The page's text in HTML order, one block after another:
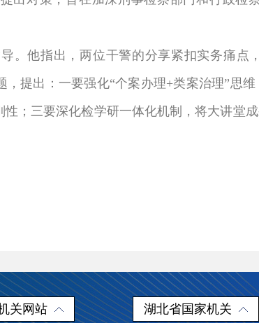
。他指出，两位干警的分享紧扣实务痛点
，提出：一要强化“个案办理+类案治理”思
；三要深化检学研一体化机制，将大讲堂
关网站 湖北省国家机关